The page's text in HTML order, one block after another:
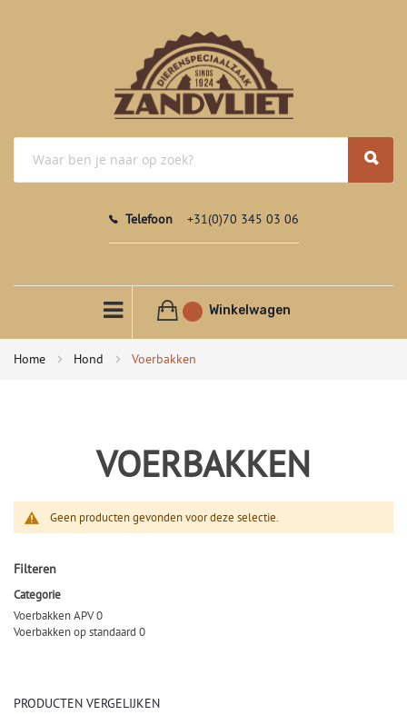
Telefoon+31(0)70 345 03 06
Winkelwagen
Home Hond Voerbakken
VOERBAKKEN
Geen producten gevonden voor deze selectie.
Filteren
Categorie
Voerbakken APV0
Voerbakken op standaard 0
PRODUCTEN VERGELIJKEN